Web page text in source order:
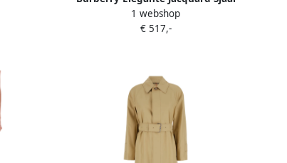
Collectie Beige Dames
1 webshop
€ 517,-